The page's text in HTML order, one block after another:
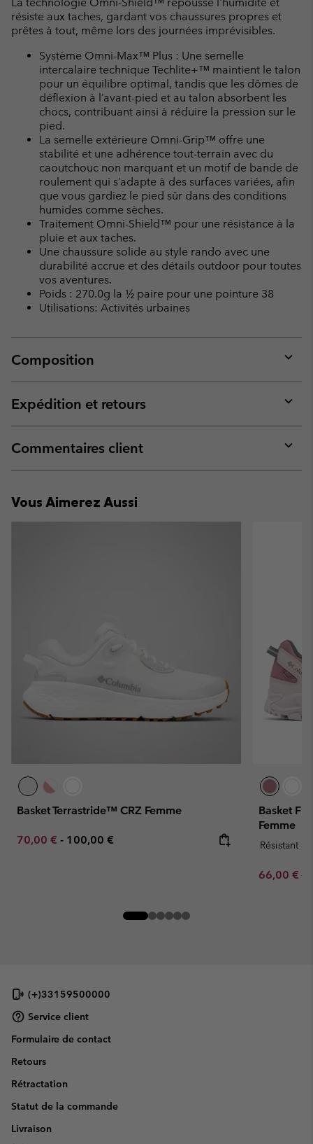
La technologie Omni-Shield™ repousse l'humidité et
résiste aux taches, gardant vos chaussures propres et
prêtes à tout, même lors des journées imprévisibles.
Système Omni-Max™ Plus : Une semelle
intercalaire technique Techlite+™ maintient le talon
pour un équilibre optimal, tandis que les dômes de
déflexion à l’avant-pied et au talon absorbent les
chocs, contribuant ainsi à réduire la pression sur le
pied.
La semelle extérieure Omni-Grip™ offre une
stabilité et une adhérence tout-terrain avec du
caoutchouc non marquant et un motif de bande de
roulement qui s’adapte à des surfaces variées, afin
que vous gardiez le pied sûr dans des conditions
humides comme sèches.
Traitement Omni-Shield™ pour une résistance à la
pluie et aux taches.
Une chaussure solide au style rando avec une
durabilité accrue et des détails outdoor pour toutes
vos aventures.
Poids : 270.0g la ½ paire pour une pointure 38
Utilisations: Activités urbaines
Composition
or
Expédition et retours
or
Commentaires client
or
Vous Aimerez Aussi
Basket Terrastride™ CRZ Femme
Minimum sale price:
70,00 € - Maximum price:
100,00 €
Basket
Femme
Résistant à
Sale price:
66,00 €
(+)33159500000
Service client
Formulaire de contact
Retours
Rétractation
Statut de la commande
Livraison